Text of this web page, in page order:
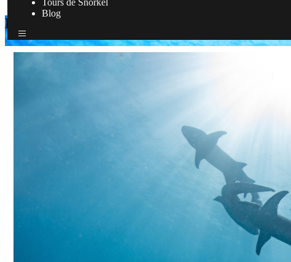
Tours de Snorkel
Blog
Expediciones de buceo y Liveaboard
Home
Expediciones de buceo y Liveaboard